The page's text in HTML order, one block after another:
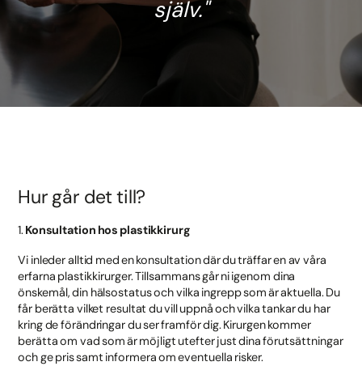
själv.
Hur går det till?
1.Konsultation hos plastikkirurg
Vi inleder alltid med en konsultation där du träffar en av våra
erfarna plastikkirurger. Tillsammans går ni igenom dina
önskemål, din hälsostatus och vilka ingrepp som är aktuella. Du
får berätta vilket resultat du vill uppnå och vilka tankar du har
kring de förändringar du ser framför dig. Kirurgen kommer
berätta om vad som är möjligt utefter just dina förutsättningar
och ge pris samt informera om eventuella risker.